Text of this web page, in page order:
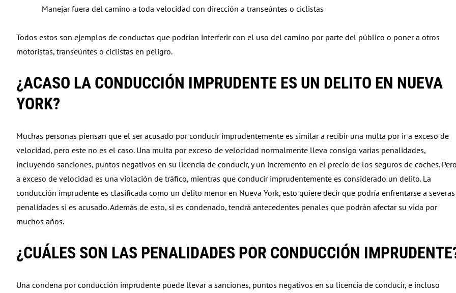
Manejar fuera del camino a toda velocidad con dirección a transeúntes o ciclistas
Todos estos son ejemplos de conductas que podrían interferir con el uso del camino por parte del público o poner a otros
motoristas, transeúntes o ciclistas en peligro.
¿ACASO LA CONDUCCIÓN IMPRUDENTE ES UN DELITO EN NUEVA
YORK?
Muchas personas piensan que el ser acusado por conducir imprudentemente es similar a recibir una multa por ir a exceso de
velocidad, pero este no es el caso. Una multa por exceso de velocidad normalmente lleva consigo varias penalidades,
incluyendo sanciones, puntos negativos en su licencia de conducir, y un incremento en el precio de los seguros de coches.
a exceso de velocidad es una violación de tráfico, mientras que conducir imprudentemente es considerado un delito. La
conducción imprudente es clasificada como un delito menor en Nueva York, esto quiere decir que podría enfrentarse a severas
penalidades si es acusado. Además de esto, si es condenado, tendrá antecedentes penales que podrán afectar su vida por
muchos años.
¿CUÁLES SON LAS PENALIDADES POR CONDUCCIÓN
Una condena por conducción imprudente puede llevar a sanciones, puntos negativos en su licencia de conducir, e incluso